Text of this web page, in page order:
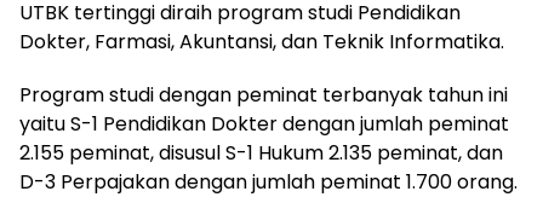
UTBK tertinggi diraih program studi Pendidikan
Dokter, Farmasi, Akuntansi, dan Teknik Informatika.
Program studi dengan peminat terbanyak tahun ini
yaitu S-1 Pendidikan Dokter dengan jumlah peminat
2.155 peminat, disusul S-1 Hukum 2.135 peminat, dan
D-3 Perpajakan dengan jumlah peminat 1.700 orang.